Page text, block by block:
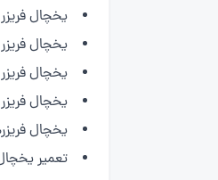
یخچال فریزر
یخچال
یخچال
یخچال
یخچال
تعمیر